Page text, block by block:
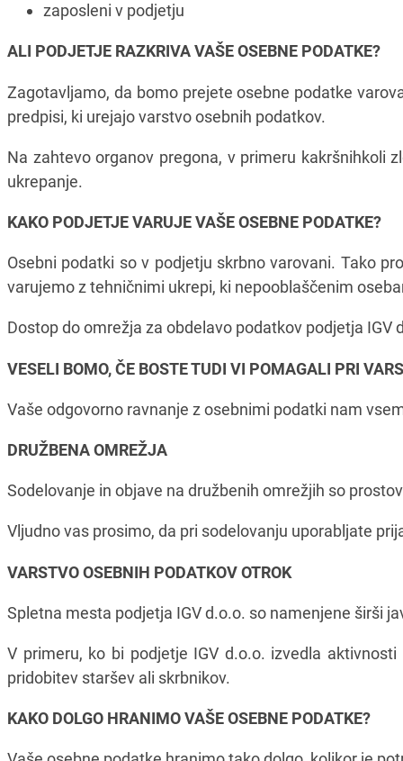
zaposleni v podjetju
ALI PODJETJE RAZKRIVA VAŠE OSEBNE PODATKE?
Zagotavljamo, da bomo prejete osebne podatke
predpisi, ki urejajo varstvo osebnih podatkov.
Na zahtevo organov pregona, v primeru kakršnihkoli
ukrepanje.
KAKO PODJETJE VARUJE VAŠE OSEBNE PODATKE?
Osebni podatki so v podjetju skrbno varovani. Tako
varujemo z tehničnimi ukrepi, ki nepooblaščenim
Dostop do omrežja za obdelavo podatkov podjetja
VESELI BOMO, ČE BOSTE TUDI VI POMAGALI PRI
Vaše odgovorno ravnanje z osebnimi podatki nam
DRUŽBENA OMREŽJA
Sodelovanje in objave na družbenih omrežjih so
Vljudno vas prosimo, da pri sodelovanju uporabljate
VARSTVO OSEBNIH PODATKOV OTROK
Spletna mesta podjetja IGV d.o.o. so namenjene širši
V primeru, ko bi podjetje IGV d.o.o. izvedla
pridobitev staršev ali skrbnikov.
KAKO DOLGO HRANIMO VAŠE OSEBNE PODATKE?